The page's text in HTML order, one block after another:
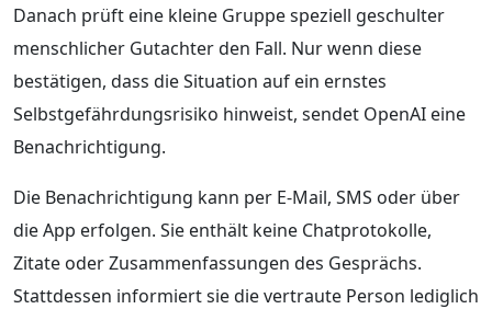
Danach prüft eine kleine Gruppe speziell geschulter
menschlicher Gutachter den Fall. Nur wenn diese
bestätigen, dass die Situation auf ein ernstes
Selbstgefährdungsrisiko hinweist, sendet OpenAI eine
Benachrichtigung.
Die Benachrichtigung kann per E-Mail, SMS oder über
die App erfolgen. Sie enthält keine Chatprotokolle,
Zitate oder Zusammenfassungen des Gesprächs.
Stattdessen informiert sie die vertraute Person lediglich